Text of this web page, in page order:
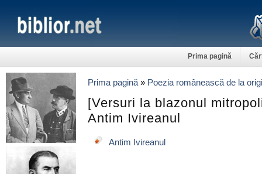
Prima pagină
Prima pagină » Poezia românească de la
[Versuri la blazonul
Antim Ivireanul
Antim Ivireanul